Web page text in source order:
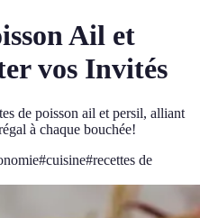
Ail et
vos Invités
de poisson ail et persil, alliant
à chaque bouchée!
#cuisine#recettes de